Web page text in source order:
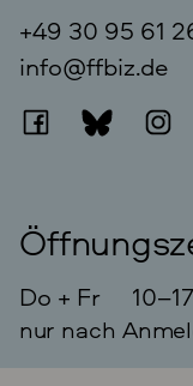
+49 30 95 61
info@ffbiz.de
Do + Fr
nur nach